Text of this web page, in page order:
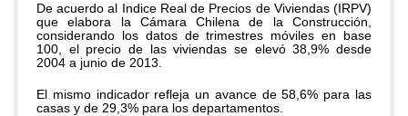
De acuerdo al Indice Real de Precios de Viviendas (IRPV)
que elabora la Cámara Chilena de la Construcción,
considerando los datos de trimestres móviles en base
100, el precio de las viviendas se elevó 38,9% desde
2004 a junio de 2013.
El mismo indicador refleja un avance de 58,6% para las
casas y de 29,3% para los departamentos.